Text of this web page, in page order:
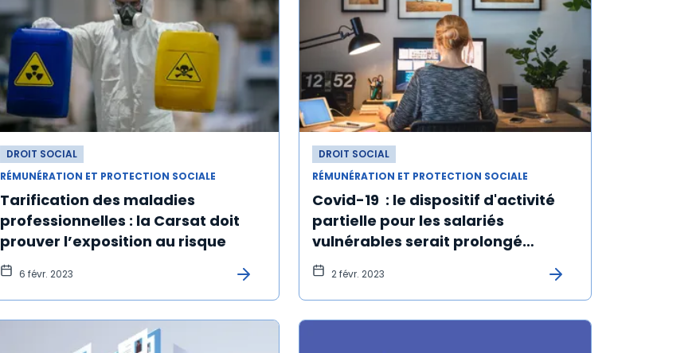
DROIT SOCIAL
RÉMUNÉRATION ET PROTECTION SOCIALE
Tarification des maladies
professionnelles : la Carsat doit
prouver l’exposition au risque
6 févr. 2023
DROIT SOCIAL
RÉMUNÉRATION ET PROTECTION SOCIALE
Covid-19 : le dispositif d'activité
partielle pour les salariés
vulnérables serait prolongé
pendant au moins un mois
2 févr. 2023